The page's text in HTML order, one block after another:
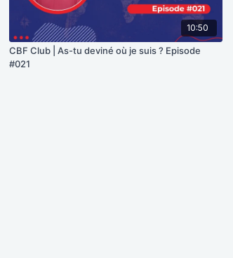
10:50
CBF Club | As-tu deviné où je suis ? Episode
#021